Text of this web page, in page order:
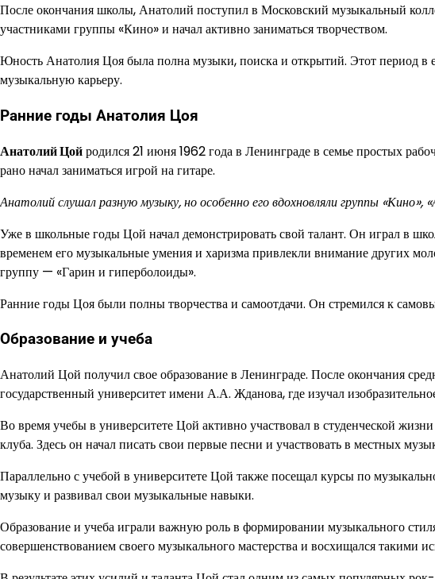
После окончания школы, Анатолий поступил в Московский музыкальный
участниками группы «Кино» и начал активно заниматься творчеством.
Юность Анатолия Цоя была полна музыки, поиска и открытий. Этот период
музыкальную карьеру.
Ранние годы Анатолия Цоя
Анатолий Цойродился 21 июня 1962 года в Ленинграде в семье простых
рано начал заниматься игрой на гитаре.
Анатолий слушал разную музыку, но особенно его вдохновляли группы «Кино»,
Уже в школьные годы Цой начал демонстрировать свой талант. Он играл в
временем его музыкальные умения и харизма привлекли внимание других
группу — «Гарин и гиперболоиды».
Ранние годы Цоя были полны творчества и самоотдачи. Он стремился к
Образование и учеба
Анатолий Цой получил свое образование в Ленинграде. После окончания
государственный университет имени А.А. Жданова, где изучал
Во время учебы в университете Цой активно участвовал в студенческой
клуба. Здесь он начал писать свои первые песни и участвовать в местных
Параллельно с учебой в университете Цой также посещал курсы по
музыку и развивал свои музыкальные навыки.
Образование и учеба играли важную роль в формировании музыкального
совершенствованием своего музыкального мастерства и восхищался